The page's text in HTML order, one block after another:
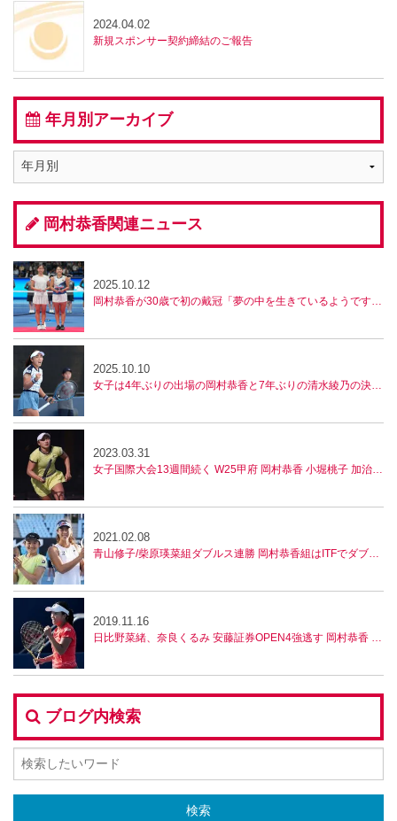
新規スポンサー契約締結のご報告
2024.04.02
年月別アーカイブ
岡村恭香関連ニュース
岡村恭香が30歳で初の戴冠「夢の中を生きているようです」。男子決勝は田口涼太郎と市川泰誠の対戦【全日本テニス選手権】
2025.10.12
女子は4年ぶりの出場の岡村恭香と7年ぶりの清水綾乃の決勝に。男子はベスト4が決定！【全日本テニス選手権】
2025.10.10
女子国際大会13週間続く W25甲府 岡村恭香 小堀桃子 加治遥8強
2023.03.31
青山修子/柴原瑛菜組ダブルス連勝 岡村恭香組はITFでダブルス優勝
2021.02.08
日比野菜緒、奈良くるみ 安藤証券OPEN4強逃す 岡村恭香 台湾8強
2019.11.16
ブログ内検索